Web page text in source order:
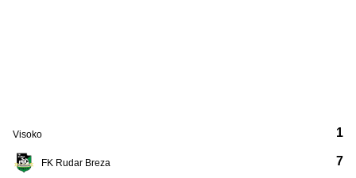
Visoko
FK Rudar Breza
1
7